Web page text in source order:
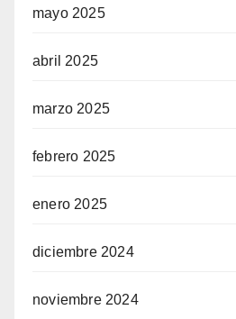
mayo 2025
abril 2025
marzo 2025
febrero 2025
enero 2025
diciembre 2024
noviembre 2024